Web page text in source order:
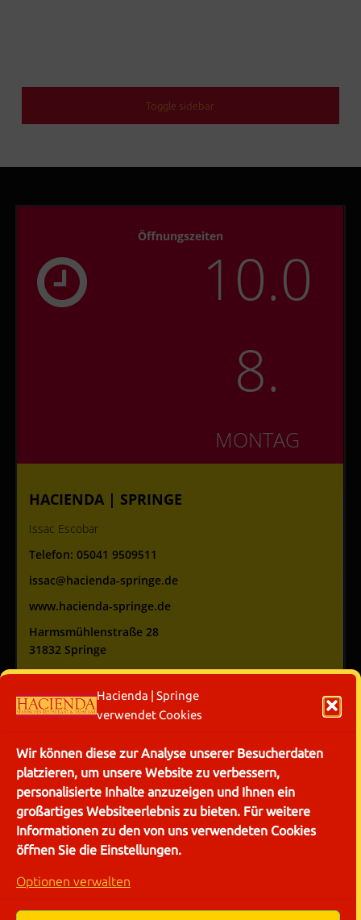
Hacienda | Springe
verwendet Cookies
Wir können diese zur Analyse unserer Besucherdaten
platzieren, um unsere Website zu verbessern,
personalisierte Inhalte anzuzeigen und Ihnen ein
großartiges Websiteerlebnis zu bieten. Für weitere
Informationen zu den von uns verwendeten Cookies
öffnen Sie die Einstellungen.
Optionen verwalten
SIDEBAR
Toggle sidebar
FOOTER SIDEBAR
Öffnungszeiten
10.0
8.
MONTAG
HACIENDA | SPRINGE
Issac Escobar
Telefon: 05041 9509511
issac@hacienda-springe.de
www.hacienda-springe.de
Harmsmühlenstraße 28
31832 Springe
AKTUELL Geschlossen
Mo:
Geschlossen
16:30 - 21:30
Do:
16:30 - 21:30
Fr:
16:30 - 21:30
Sa:
16:30 - 21:30
So:
16:00 - 21:00
Wir freuen uns auf ihren Besuch!!